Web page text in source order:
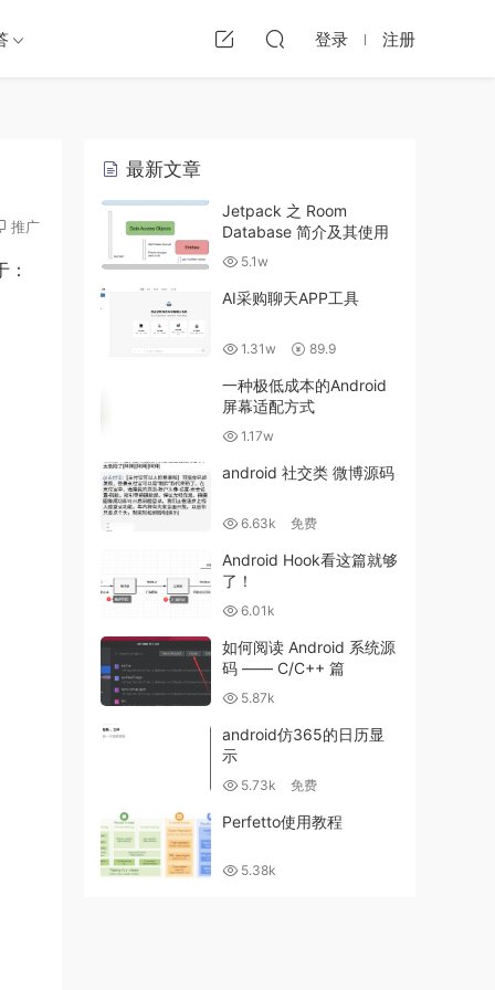
登录 注册
推广
最新文章
Jetpack 之 Room
Database 简介及其使用
5.1w
AI采购聊天APP工具
1.31w 89.9
一种极低成本的Android
屏幕适配方式
1.17w
android 社交类 微博源码
6.63k 免费
Android Hook看这篇就够
了！
6.01k
如何阅读 Android 系统源
码 —— C/C++ 篇
5.87k
android仿365的日历显
示
5.73k 免费
Perfetto使用教程
5.38k